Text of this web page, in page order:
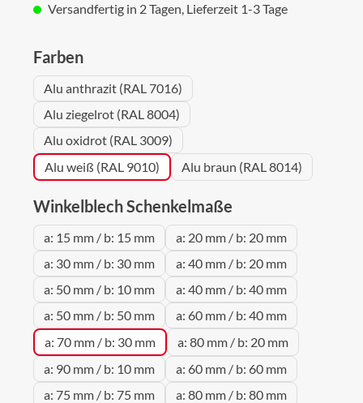
Versandfertig in 2 Tagen, Lieferzeit 1-3 Tage
Farbenauswählen
Alu anthrazit (RAL 7016)
Alu ziegelrot (RAL 8004)
Alu oxidrot (RAL 3009)
Alu weiß (RAL 9010)
Alu braun (RAL 8014)
Winkelblech Schenkelmaße
a: 15 mm / b: 15 mm
a: 20 mm / b: 20 mm
a: 30 mm / b: 30 mm
a: 40 mm / b: 20 mm
a: 50 mm / b: 10 mm
a: 40 mm / b: 40 mm
a: 50 mm / b: 50 mm
a: 60 mm / b: 40 mm
a: 70 mm / b: 30 mm
a: 80 mm / b: 20 mm
a: 90 mm / b: 10 mm
a: 60 mm / b: 60 mm
a: 75 mm / b: 75 mm
a: 80 mm / b: 80 mm